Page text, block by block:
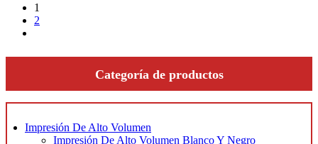
1
2
Categoría de productos
Impresión De Alto Volumen
Impresión De Alto Volumen Blanco Y Negro